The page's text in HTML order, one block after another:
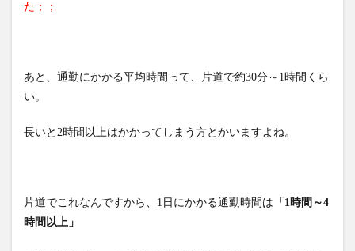
た；；
あと、通勤にかかる平均時間って、片道で約30分～1時間くら
い。
長いと2時間以上はかかってしまう方とかいますよね。
片道でこれなんですから、1日にかかる通勤時間は 「1時間～4
時間以上」